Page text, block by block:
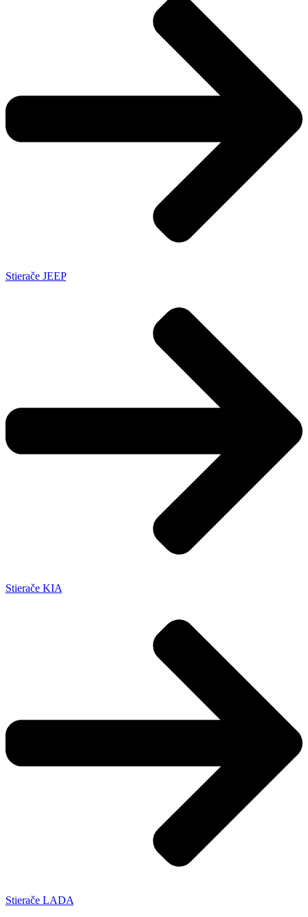
Stierače JEEP
Stierače KIA
Stierače LADA